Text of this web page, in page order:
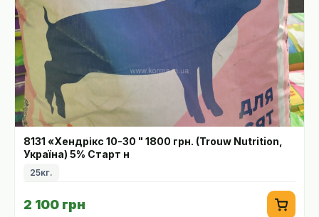
8131 «Хендрікс 10-30 " 1800 грн. (Trouw Nutrition,
Україна) 5% Старт н
25кг.
2 100 грн